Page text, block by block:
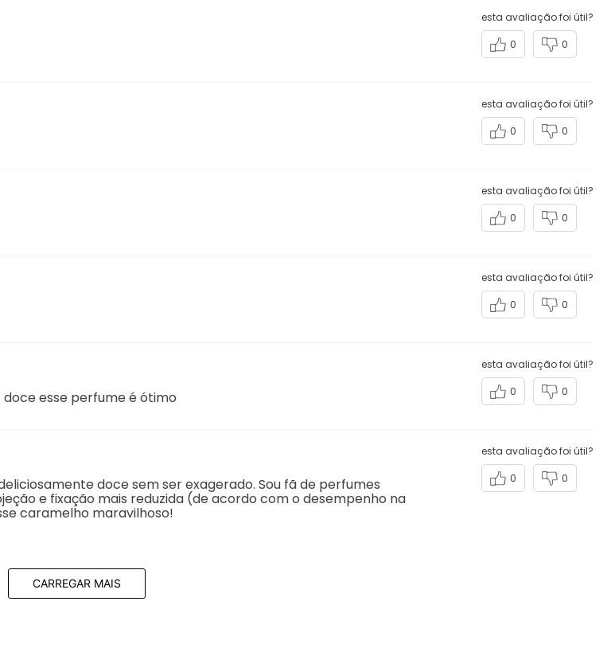
esta avaliação foi útil?
0
0
esta avaliação foi útil?
0
0
esta avaliação foi útil?
0
0
esta avaliação foi útil?
0
0
esse perfume é ótimo
esta avaliação foi útil?
0
0
doce sem ser exagerado. Sou fã de perfumes
e fixação mais reduzida (de acordo com o desempenho na
caramelho maravilhoso!
esta avaliação foi útil?
0
0
CARREGAR MAIS